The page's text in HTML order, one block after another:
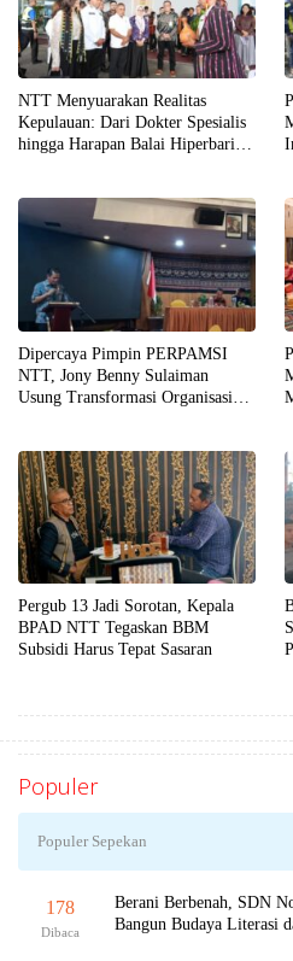
NTT Menyuarakan Realitas
Kepulauan: Dari Dokter Spesialis
hingga Harapan Balai Hiperbarik
Dipercaya Pimpin PERPAMSI
NTT, Jony Benny Sulaiman
Usung Transformasi Organisasi
Pergub 13 Jadi Sorotan, Kepala
BPAD NTT Tegaskan BBM
Subsidi Harus Tepat Sasaran
Populer
Populer Sepekan
178
Dibaca
Berani Berbenah, SDN
Bangun Budaya Literasi